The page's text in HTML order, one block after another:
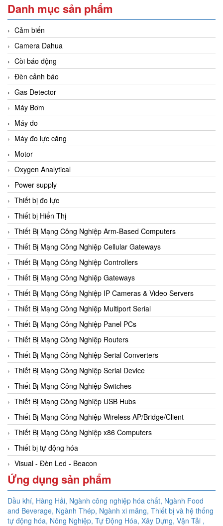
Danh mục sản phẩm
Cảm biến
Camera Dahua
Còi báo động
Đèn cảnh báo
Gas Detector
Máy Bơm
Máy đo
Máy đo lực căng
Motor
Oxygen Analytical
Power supply
Thiết bị đo lực
Thiết bị Hiển Thị
Thiết Bị Mạng Công Nghiệp Arm-Based Computers
Thiết Bị Mạng Công Nghiệp Cellular Gateways
Thiết Bị Mạng Công Nghiệp Controllers
Thiết Bị Mạng Công Nghiệp Gateways
Thiết Bị Mạng Công Nghiệp IP Cameras & Video Servers
Thiết Bị Mạng Công Nghiệp Multiport Serial
Thiết Bị Mạng Công Nghiệp Panel PCs
Thiết Bị Mạng Công Nghiệp Routers
Thiết Bị Mạng Công Nghiệp Serial Converters
Thiết Bị Mạng Công Nghiệp Serial Device
Thiết Bị Mạng Công Nghiệp Switches
Thiết Bị Mạng Công Nghiệp USB Hubs
Thiết Bị Mạng Công Nghiệp Wireless AP/Bridge/Client
Thiết Bị Mạng Công Nghiệp x86 Computers
Thiết bị tự động hóa
Visual - Đèn Led - Beacon
Ứng dụng sản phẩm
Dầu khí, Hàng Hải, Ngành công nghiệp hóa chất, Ngành Food
and Beverage, Ngành Thép, Ngành xi măng, Thiết bị và hệ thống
tự động hóa, Nông Nghiệp, Tự Động Hóa, Xây Dựng, Vận Tải ,